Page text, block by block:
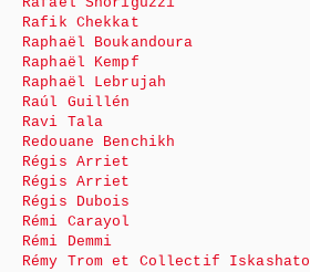
Rafik Chekkat
Raphaël Boukandoura
Raphaël Kempf
Raphaël Lebrujah
Raúl Guillén
Ravi Tala
Redouane Benchikh
Régis Arriet
Régis Arriet
Régis Dubois
Rémi Carayol
Rémi Demmi
Rémy Trom et Collectif Iskashato